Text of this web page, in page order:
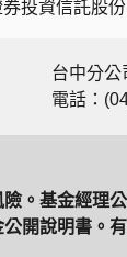
券投資信託
台中分公
電話：
。基金經理
開說明書。